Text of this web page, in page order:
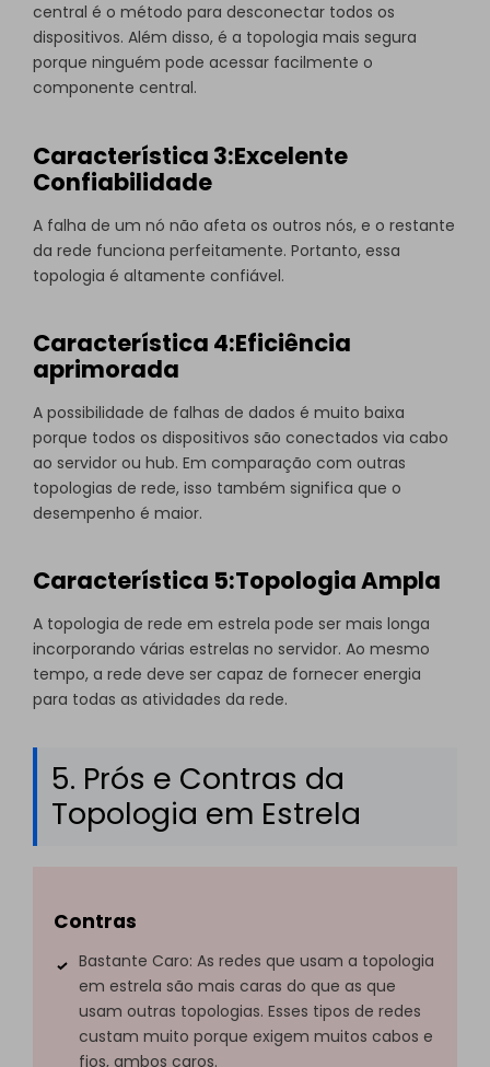
central é o método para desconectar todos os
dispositivos. Além disso, é a topologia mais segura
porque ninguém pode acessar facilmente o
componente central.
Característica 3:Excelente
Confiabilidade
A falha de um nó não afeta os outros nós, e o restante
da rede funciona perfeitamente. Portanto, essa
topologia é altamente confiável.
Característica 4:Eficiência
aprimorada
A possibilidade de falhas de dados é muito baixa
porque todos os dispositivos são conectados via cabo
ao servidor ou hub. Em comparação com outras
topologias de rede, isso também significa que o
desempenho é maior.
Característica 5:Topologia Ampla
A topologia de rede em estrela pode ser mais longa
incorporando várias estrelas no servidor. Ao mesmo
tempo, a rede deve ser capaz de fornecer energia
para todas as atividades da rede.
5. Prós e Contras da
Topologia em Estrela
Contras
Bastante Caro: As redes que usam a topologia
em estrela são mais caras do que as que
usam outras topologias. Esses tipos de redes
custam muito porque exigem muitos cabos e
fios, ambos caros.